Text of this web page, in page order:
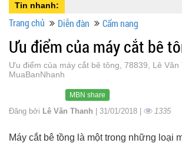
Tin nhanh:
Trang chủ Diễn đàn Cẩm nang
Ưu điểm của máy cắt bê
Ưu điểm của máy cắt bê tông, 78839, Lê Văn
MuaBanNhanh
MBN share
Đăng bởi Lê Văn Thanh | 31/01/2018 | 1335
Máy cắt bê tồng là một trong những loại